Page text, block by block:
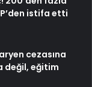
istifa etti
cezasına
değil, eğitim